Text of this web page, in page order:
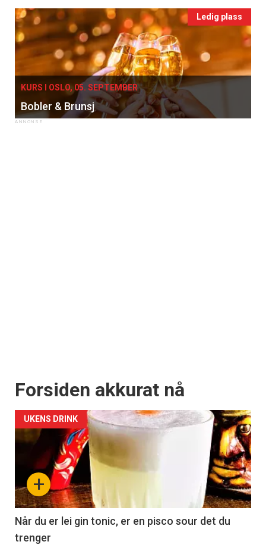
Apéritif
Vi tilbyr flere ukentlige nyhetsbrev. Du
kan fritt velge hvilke du ønsker å få
tilsendt.
Registrer deg
Ledig plass
KURS I OSLO, 05. SEPTEMBER
Bobler & Brunsj
Forsiden akkurat nå
+
UKENS DRINK
Når du er lei gin tonic, er en pisco sour det du
trenger